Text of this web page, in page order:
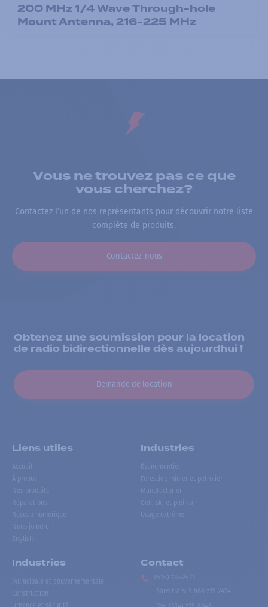
200 MHz 1/4 Wave Through-hole
Mount Antenna, 216-225 MHz
Vous ne trouvez pas ce que
vous cherchez?
Contactez l’un de nos représentants pour découvrir notre liste
complète de produits.
Contactez-nous
Obtenez une soumission pour la location
de radio bidirectionnelle dès aujourdhui !
Demande de location
Liens utiles
Accueil
À propos
Nos produits
Réparations
Réseau numérique
Nous joindre
English
Industries
Événementiel
Forestier, minier et pétrolier
Manufacturier
Golf, ski et plein air
Usage extrême
Industries
Municipale et gouvernementale
Construction
Urgence et sécurité
Contact
(514) 735-2424
Sans frais
1-866-735-2424